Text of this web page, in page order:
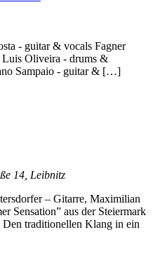
- guitar & vocals Fagner
Oliveira - drums &
Sampaio - guitar & […]
14, Leibnitz
– Gitarre, Maximilian
Sensation” aus der Steiermark
traditionellen Klang in ein